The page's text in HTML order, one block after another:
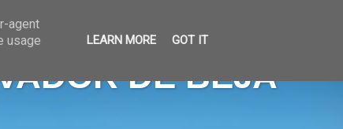
DE BEJA
agent
usage
LEARN MORE GOT IT